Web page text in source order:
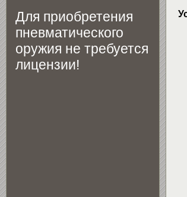
Для приобретения
пневматического
оружия не требуется
лицензии!